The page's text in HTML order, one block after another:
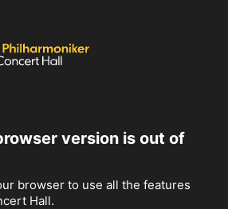
version is out of
browser to use all the features
Hall.